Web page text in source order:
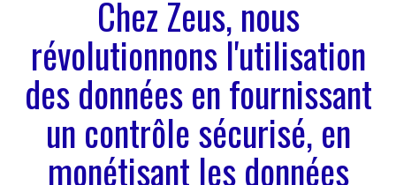
Chez Zeus, nous
révolutionnons l'utilisation
des données en fournissant
un contrôle sécurisé, en
monétisant les données